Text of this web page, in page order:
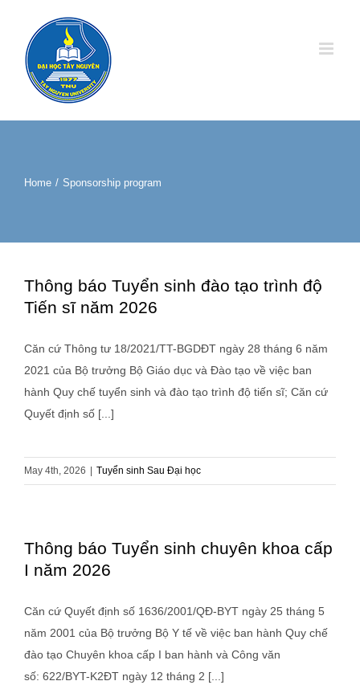
content
Home / Sponsorship program
Thông báo Tuyển sinh đào tạo trình độ
Tiến sĩ năm 2026
Căn cứ Thông tư 18/2021/TT-BGDĐT ngày 28 tháng 6 năm
2021 của Bộ trưởng Bộ Giáo dục và Đào tạo về việc ban
hành Quy chế tuyển sinh và đào tạo trình độ tiến sĩ; Căn cứ
Quyết định số [...]
May 4th, 2026 Tuyển sinh Sau Đại học
Thông báo Tuyển sinh chuyên khoa cấp
I năm 2026
Căn cứ Quyết định số 1636/2001/QĐ-BYT ngày 25 tháng 5
năm 2001 của Bộ trưởng Bộ Y tế về việc ban hành Quy chế
đào tạo Chuyên khoa cấp I ban hành và Công văn
số: 622/BYT-K2ĐT ngày 12 tháng 2 [...]